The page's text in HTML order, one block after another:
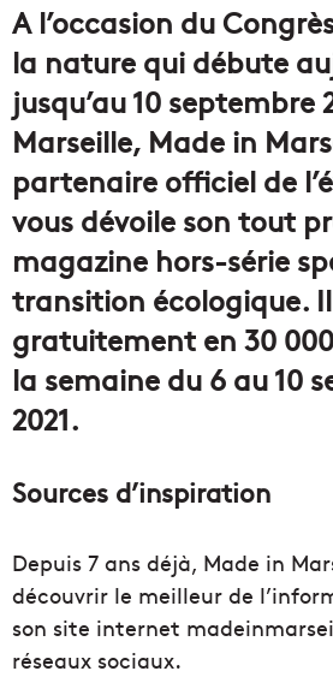
A l’occasion du
la nature qui débute
jusqu’au 10 septembre
Marseille, Made in
partenaire officiel de
vous dévoile son tout
magazine hors-série
transition écologique.
gratuitement en 30
la semaine du 6 au 10
2021.
Sources d’inspiration
Depuis 7 ans déjà, Made in
découvrir le meilleur de
son site internet
réseaux sociaux.